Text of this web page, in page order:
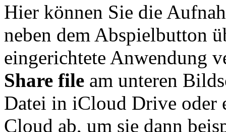
Hier können Sie die
neben dem Abspielbutton
eingerichtete Anwendung
Share file am unteren
Datei in iCloud Drive oder
Cloud ab, um sie dann